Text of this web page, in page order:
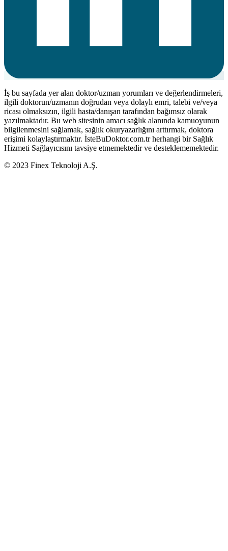
İş bu sayfada yer alan doktor/uzman yorumları ve değerlendirmeleri,
ilgili doktorun/uzmanın doğrudan veya dolaylı emri, talebi ve/veya
ricası olmaksızın, ilgili hasta/danışan tarafından bağımsız olarak
yazılmaktadır. Bu web sitesinin amacı sağlık alanında kamuoyunun
bilgilenmesini sağlamak, sağlık okuryazarlığını arttırmak, doktora
erişimi kolaylaştırmaktır. İsteBuDoktor.com.tr herhangi bir Sağlık
Hizmeti Sağlayıcısını tavsiye etmemektedir ve desteklememektedir.
© 2023 Finex Teknoloji A.Ş.